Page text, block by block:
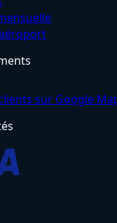
sur Google